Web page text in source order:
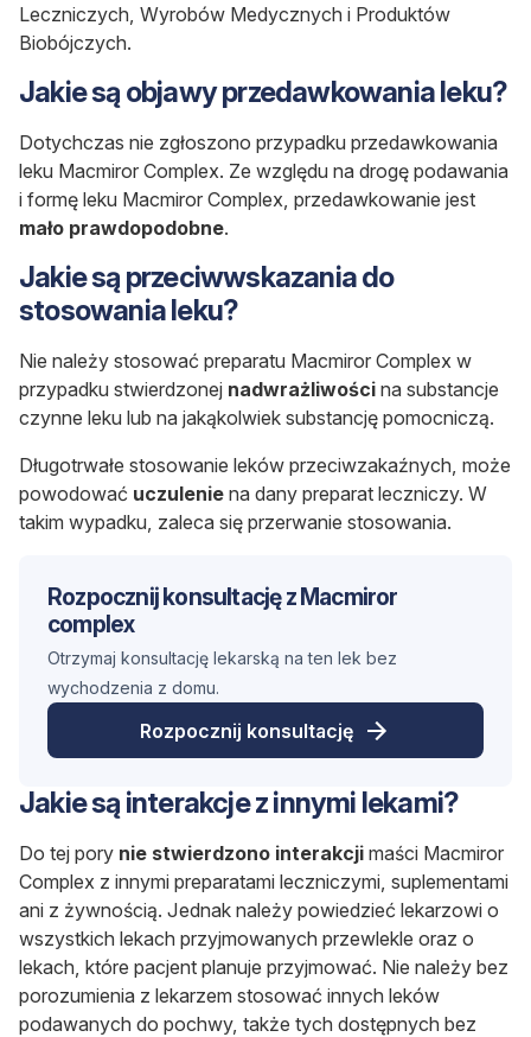
Leczniczych, Wyrobów Medycznych i Produktów
Biobójczych.
Jakie są objawy przedawkowania leku?
Dotychczas nie zgłoszono przypadku przedawkowania
leku Macmiror Complex. Ze względu na drogę podawania
i formę leku Macmiror Complex, przedawkowanie jest
mało prawdopodobne.
Jakie są przeciwwskazania do
stosowania leku?
Nie należy stosować preparatu Macmiror Complex w
przypadku stwierdzonej nadwrażliwości na substancje
czynne leku lub na jakąkolwiek substancję pomocniczą.
Długotrwałe stosowanie leków przeciwzakaźnych, może
powodować uczulenie na dany preparat leczniczy. W
takim wypadku, zaleca się przerwanie stosowania.
Rozpocznij konsultację z Macmiror
complex
Otrzymaj konsultację lekarską na ten lek bez
wychodzenia z domu.
Rozpocznij konsultację
Jakie są interakcje z innymi lekami?
Do tej pory nie stwierdzono interakcji maści Macmiror
Complex z innymi preparatami leczniczymi, suplementami
ani z żywnością. Jednak należy powiedzieć lekarzowi o
wszystkich lekach przyjmowanych przewlekle oraz o
lekach, które pacjent planuje przyjmować. Nie należy bez
porozumienia z lekarzem stosować innych leków
podawanych do pochwy, także tych dostępnych bez